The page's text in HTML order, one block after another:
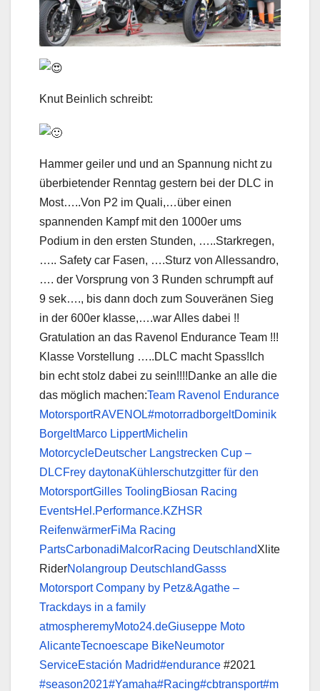
Knut Beinlich schreibt:
Hammer geiler und und an Spannung nicht zu
überbietender Renntag gestern bei der DLC in
Most…..Von P2 im Quali,…über einen
spannenden Kampf mit den 1000er ums
Podium in den ersten Stunden, …..Starkregen,
….. Safety car Fasen, ….Sturz von Allessandro,
…. der Vorsprung von 3 Runden schrumpft auf
9 sek…., bis dann doch zum Souveränen Sieg
in der 600er klasse,….war Alles dabei !!
Gratulation an das Ravenol Endurance Team !!!
Klasse Vorstellung …..DLC macht Spass!Ich
bin echt stolz dabei zu sein!!!!Danke an alle die
das möglich machen:Team Ravenol Endurance
MotorsportRAVENOL#motorradborgeltDominik
BorgeltMarco LippertMichelin
MotorcycleDeutscher Langstrecken Cup –
DLCFrey daytonaKühlerschutzgitter für den
MotorsportGilles ToolingBiosan Racing
EventsHel.Performance.KZHSR
ReifenwärmerFiMa Racing
PartsCarbonadiMalcorRacing DeutschlandXlite
RiderNolangroup DeutschlandGasss
Motorsport Company by Petz&Agathe –
Trackdays in a family
atmospheremyMoto24.deGiuseppe Moto
AlicanteTecnoescape BikeNeumotor
ServiceEstación Madrid#endurance #2021
#season2021#Yamaha#Racing#cbtransport#m